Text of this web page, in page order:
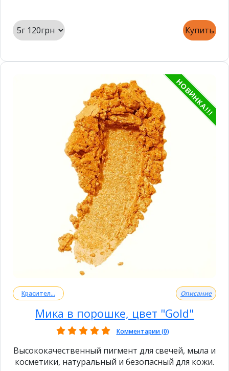
Купить
НОВИНКА!!!
Красител... Описание
Мика в порошке, цвет "Gold"
Комментарии (0)
Высококачественный пигмент для свечей, мыла и
косметики, натуральный и безопасный для кожи.